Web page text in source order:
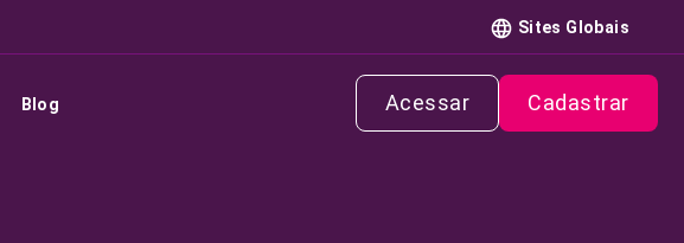
Sites Globais
Blog Acessar Cadastrar